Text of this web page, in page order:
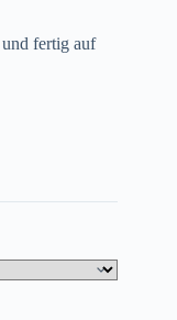
fertig auf